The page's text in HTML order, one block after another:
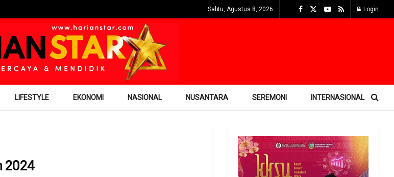
Sabtu, Agustus 8, 2026 Login
LIFESTYLE EKONOMI NASIONAL NUSANTARA SEREMONI INTERNASIONAL
2024